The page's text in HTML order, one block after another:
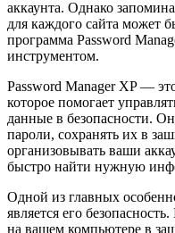
аккаунта. Однако
для каждого сайта может
программа Password
инструментом.
Password Manager XP —
которое помогает
данные в безопасности.
пароли, сохранять их в
организовывать ваши
быстро найти нужную
Одной из главных
является его
на вашем компьютере в